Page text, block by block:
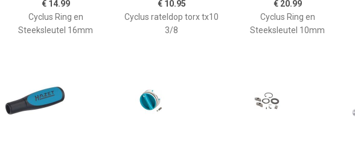
€ 14.99
Cyclus Ring en
Steeksleutel 16mm
€ 10.95
Cyclus rateldop torx tx10
3/8
€ 20.99
Cyclus Ring en
Steeksleutel 10mm